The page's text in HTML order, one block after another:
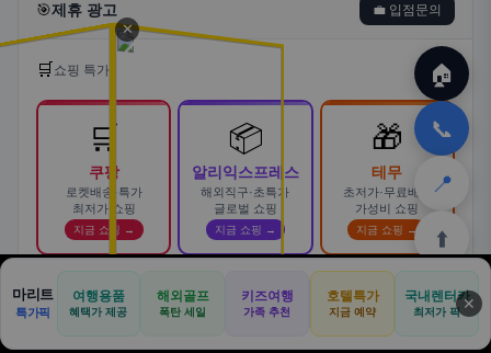
🎯제휴 광고 💼 입점문의
🛒 쇼핑 특가
🛒
쿠팡
로켓배송·특가
최저가 쇼핑
지금 쇼핑 →
📦
알리익스프레스
해외직구·초특가
글로벌 쇼핑
지금 쇼핑 →
🎁
테무
초저가·무료배송
가성비 쇼핑
지금 쇼핑 →
💒 💍 전국 웨딩 박람회 일정 한눈에!
웨딩홀·스드메·허니문까지 한 번에 비교하고 최대 할인 혜택 받으세요
🏠
💬
커뮤
✈️
🍽️
🛒
쿠팡
🎁
테무
🏠
📞
📍
⬆️
🏠 📝
견적
🚐
기사등록
🛒
아마존
✕
마리트
특가픽
여행용품
혜택가 제공
해외골프
폭탄 세일
키즈여행
가족 추천
호텔특가
지금 예약
국내렌터카
최저가 픽 ✕